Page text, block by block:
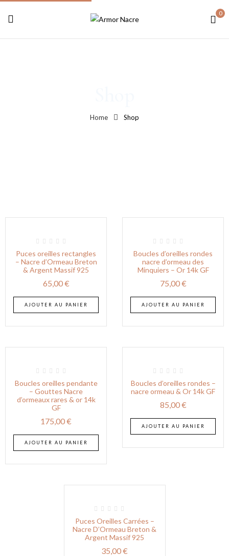
0
Home Shop
Puces oreilles rectangles
– Nacre d’Ormeau Breton
& Argent Massif 925
65,00€
AJOUTER AU PANIER
Boucles d’oreilles rondes
nacre d’ormeau des
Minquiers – Or 14k GF
75,00€
AJOUTER AU PANIER
Boucles oreilles pendante
– Gouttes Nacre
d’ormeaux rares & or 14k
GF
175,00€
AJOUTER AU PANIER
Boucles d’oreilles rondes –
nacre ormeau & Or 14k GF
85,00€
AJOUTER AU PANIER
Puces Oreilles Carrées –
Nacre D’Ormeau Breton &
Argent Massif 925
35,00€